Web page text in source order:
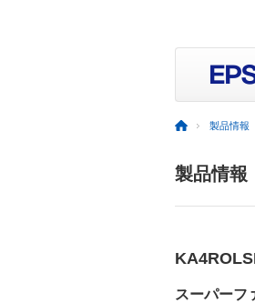
製品情報
製品情報
スーパーフ